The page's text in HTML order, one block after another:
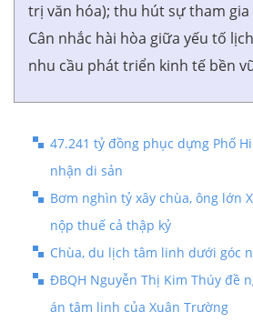
trị văn hóa); thu hút sự tham gia
Cân nhắc hài hòa giữa yếu tố
nhu cầu phát triển kinh tế bền
47.241 tỷ đồng phục dựng Phố
nhận di sản
Bơm nghìn tỷ xây chùa, ông lớn
nộp thuế cả thập kỷ
Chùa, du lịch tâm linh dưới góc
ĐBQH Nguyễn Thị Kim Thúy đề
án tâm linh của Xuân Trường